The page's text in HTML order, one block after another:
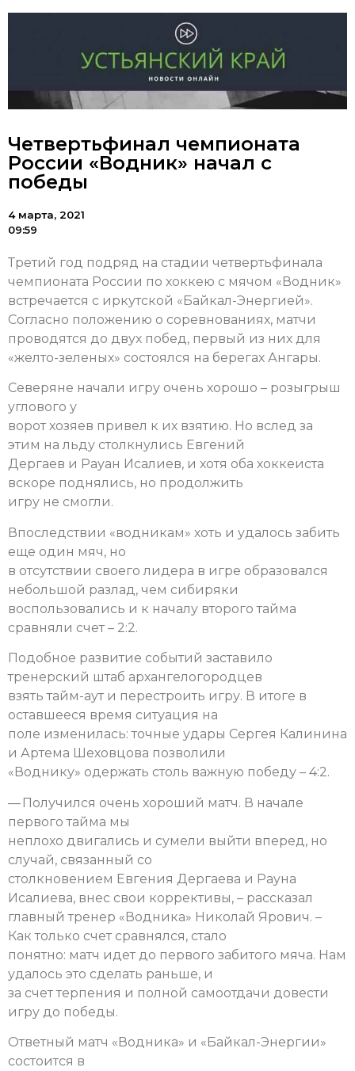
Четвертьфинал чемпионата
России «Водник» начал с
победы
4 марта, 2021
09:59
Третий год подряд на стадии четвертьфинала
чемпионата России по хоккею с мячом «Водник»
встречается с иркутской «Байкал-Энергией».
Согласно положению о соревнованиях, матчи
проводятся до двух побед, первый из них для
«желто-зеленых» состоялся на берегах Ангары.
Северяне начали игру очень хорошо – розыгрыш
углового у
ворот хозяев привел к их взятию. Но вслед за
этим на льду столкнулись Евгений
Дергаев и Рауан Исалиев, и хотя оба хоккеиста
вскоре поднялись, но продолжить
игру не смогли.
Впоследствии «водникам» хоть и удалось забить
еще один мяч, но
в отсутствии своего лидера в игре образовался
небольшой разлад, чем сибиряки
воспользовались и к началу второго тайма
сравняли счет – 2:2.
Подобное развитие событий заставило
тренерский штаб архангелогородцев
взять тайм-аут и перестроить игру. В итоге в
оставшееся время ситуация на
поле изменилась: точные удары Сергея Калинина
и Артема Шеховцова позволили
«Воднику» одержать столь важную победу – 4:2.
— Получился очень хороший матч. В начале
первого тайма мы
неплохо двигались и сумели выйти вперед, но
случай, связанный со
столкновением Евгения Дергаева и Рауна
Исалиева, внес свои коррективы, – рассказал
главный тренер «Водника» Николай Ярович. –
Как только счет сравнялся, стало
понятно: матч идет до первого забитого мяча. Нам
удалось это сделать раньше, и
за счет терпения и полной самоотдачи довести
игру до победы.
Ответный матч «Водника» и «Байкал-Энергии»
состоится в